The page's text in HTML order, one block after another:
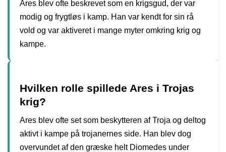
Ares blev ofte beskrevet som en krigsgud, der var
modig og frygtløs i kamp. Han var kendt for sin rå
vold og var aktiveret i mange myter omkring krig og
kampe.
Hvilken rolle spillede Ares i Trojas
krig?
Ares blev ofte set som beskytteren af Troja og deltog
aktivt i kampe på trojanernes side. Han blev dog
overvundet af den græske helt Diomedes under